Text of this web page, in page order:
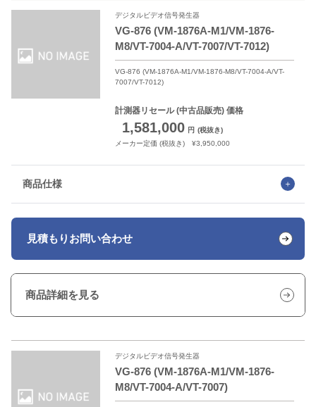
デジタルビデオ信号発生器
VG-876 (VM-1876A-M1/VM-1876-
M8/VT-7004-A/VT-7007/VT-7012)
VG-876 (VM-1876A-M1/VM-1876-M8/VT-7004-A/VT-
7007/VT-7012)
計測器リセール(中古品販売) 価格
1,581,000 円 (税抜き)
メーカー定価 (税抜き) ¥3,950,000
商品仕様
見積もり お問い合わせ
商品詳細を見る
デジタルビデオ信号発生器
VG-876 (VM-1876A-M1/VM-1876-
M8/VT-7004-A/VT-7007)